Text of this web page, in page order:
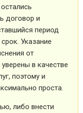
договор и
период
Указание
от
в качестве
поэтому и
проста.
либо внести